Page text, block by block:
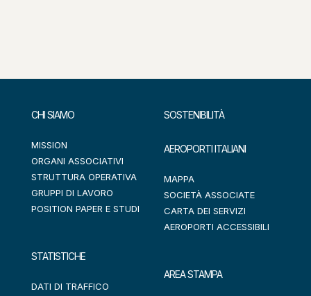
CHI SIAMO
MISSION
ORGANI ASSOCIATIVI
STRUTTURA OPERATIVA
GRUPPI DI LAVORO
POSITION PAPER E STUDI
STATISTICHE
DATI DI TRAFFICO
SOSTENIBILITÀ
AEROPORTI ITALIANI
MAPPA
SOCIETÀ ASSOCIATE
CARTA DEI SERVIZI
AEROPORTI ACCESSIBILI
AREA STAMPA